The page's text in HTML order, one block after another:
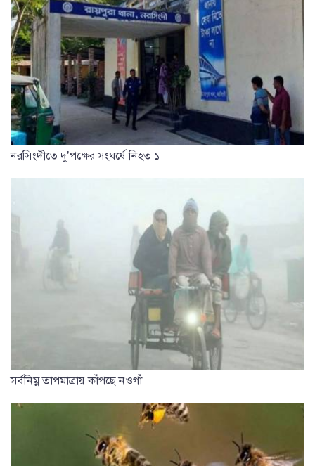
নরসিংদীতে দু’পক্ষের সংঘর্ষে নিহত ১
সর্বনিম্ন তাপমাত্রায় কাঁপছে নওগাঁ